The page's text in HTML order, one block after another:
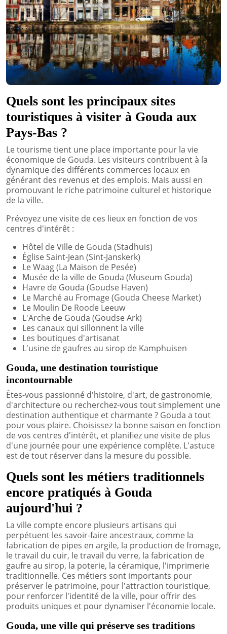
Quels sont les principaux sites
touristiques à visiter à Gouda aux
Pays-Bas ?
Le tourisme tient une place importante pour la vie
économique de Gouda. Les visiteurs contribuent à la
dynamique des différents commerces locaux en
générant des revenus et des emplois. Mais aussi en
promouvant le riche patrimoine culturel et historique
de la ville.
Prévoyez une visite de ces lieux en fonction de vos
centres d'intérêt :
Hôtel de Ville de Gouda (Stadhuis)
Église Saint-Jean (Sint-Janskerk)
Le Waag (La Maison de Pesée)
Musée de la ville de Gouda (Museum Gouda)
Havre de Gouda (Goudse Haven)
Le Marché au Fromage (Gouda Cheese Market)
Le Moulin De Roode Leeuw
L'Arche de Gouda (Goudse Ark)
Les canaux qui sillonnent la ville
Les boutiques d'artisanat
L'usine de gaufres au sirop de Kamphuisen
Gouda, une destination touristique
incontournable
Êtes-vous passionné d'histoire, d'art, de gastronomie,
d'architecture ou recherchez-vous tout simplement une
destination authentique et charmante ? Gouda a tout
pour vous plaire. Choisissez la bonne saison en fonction
de vos centres d'intérêt, et planifiez une visite de plus
d'une journée pour une expérience complète. L'astuce
est de tout réserver dans la mesure du possible.
Quels sont les métiers traditionnels
encore pratiqués à Gouda
aujourd'hui ?
La ville compte encore plusieurs artisans qui
perpétuent les savoir-faire ancestraux, comme la
fabrication de pipes en argile, la production de fromage,
le travail du cuir, le travail du verre, la fabrication de
gaufre au sirop, la poterie, la céramique, l'imprimerie
traditionnelle. Ces métiers sont importants pour
préserver le patrimoine, pour l'attraction touristique,
pour renforcer l'identité de la ville, pour offrir des
produits uniques et pour dynamiser l'économie locale.
Gouda, une ville qui préserve ses traditions